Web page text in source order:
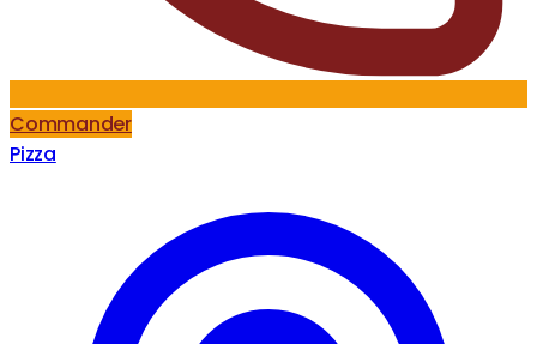
Commander
Pizza